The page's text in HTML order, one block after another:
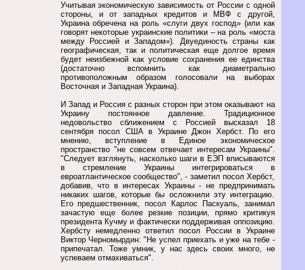
Учитывая экономическую зависимость от России с одной
стороны, и от западных кредитов и МВФ с другой,
Украина обречена на роль «слуги двух господ» (или как
говорят некоторые украинские политики – на роль «моста
между Россией и Западом»). Двуединость страны как
географическая, так и политическая еще долгое время
будет неизбежной как условие сохранения ее единства
(достаточно вспомнить как диаметрально
противоположным образом голосовали на выборах
Восточная и Западная Украина).
И Запад и Россия с разных сторон при этом оказывают на
Украину постоянное давление. Традиционное
недовольство сближением с Россией высказал 18
сентября посол США в Украине Джон Хербст. По его
мнению, вступление в Единое экономическое
пространство "не совсем отвечает интересам Украины".
"Следует взглянуть, насколько шаги в ЕЭП вписываются
в стремление Украины интегрироваться в
евроатлантическое сообщество", - заметил посол Хербст,
добавив, что в интересах Украины - не предпринимать
никаких шагов, которые бы осложнили эту интеграцию.
Его предшественник, посол Карлос Паскуаль, занимал
зачастую еще более резкие позиции, прямо критикуя
президента Кучму и фактически поддерживая оппозицию.
Хербсту немедленно ответил посол России в Украине
Виктор Черномырдин: "Не успел приехать и уже на тебе -
припечатал. Тоже умник, у нас здесь своих много, не
успеваем отмахиваться".